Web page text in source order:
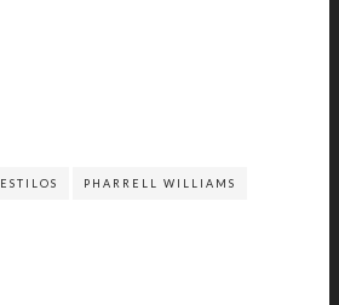
ESTILOS PHARRELL WILLIAMS